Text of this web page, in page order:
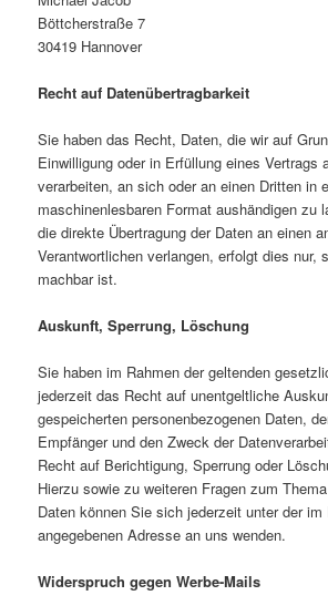
Böttcherstraße 7
30419 Hannover
Recht auf Datenübertragbarkeit
Sie haben das Recht, Daten, die wir auf
Einwilligung oder in Erfüllung eines Vertrags
verarbeiten, an sich oder an einen Dritten in
maschinenlesbaren Format aushändigen zu
die direkte Übertragung der Daten an einen
Verantwortlichen verlangen, erfolgt dies nur,
machbar ist.
Auskunft, Sperrung, Löschung
Sie haben im Rahmen der geltenden
jederzeit das Recht auf unentgeltliche
gespeicherten personenbezogenen Daten,
Empfänger und den Zweck der
Recht auf Berichtigung, Sperrung oder
Hierzu sowie zu weiteren Fragen zum
Daten können Sie sich jederzeit unter der im
angegebenen Adresse an uns wenden.
Widerspruch gegen Werbe-Mails